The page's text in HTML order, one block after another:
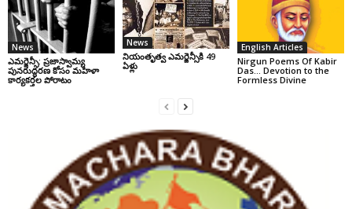
News
ఎమర్జెన్సీ: ప్రజాస్వామ్య
పునరుద్ధరణ కోసం మహిళా
కార్యకర్తల పోరాటం
News
నియంతృత్వ ఎమర్జెన్సీకి 49
ఏళ్లు
English Articles
Nirgun Poems Of Kabir
Das… Devotion to the
Formless Divine